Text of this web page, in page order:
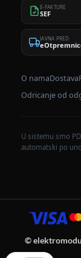
E-FAKTURE
SEF
JAVNA PRED.
O namaDostava
Odricanje od
U sistemu smo
automatski po
©